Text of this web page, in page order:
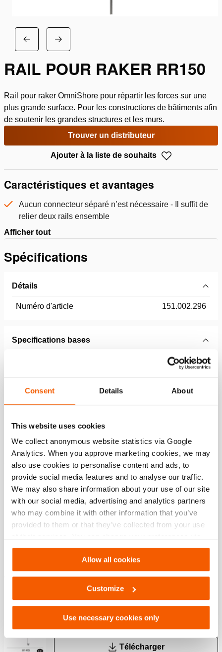
Consent Details About
This website uses cookies
We collect anonymous website statistics via Google
Analytics. When you approve marketing cookies, we may
also use cookies to personalise content and ads, to
provide social media features and to analyse our traffic.
We may also share information about your use of our site
with our social media, advertising and analytics partners
who may combine it with other information that you’ve
provided to them or that they’ve collected from your use
Settings. See ourcookiestatement.
Allow all cookies
Customize
Use necessary cookies only
RAIL POUR RAKER RR150
Rail pour raker OmniShore pour répartir les forces sur une
plus grande surface. Pour les constructions de bâtiments afin
de soutenir les grandes structures et les murs.
Trouver un distributeur
Ajouter à la liste de souhaits
Caractéristiques et avantages
Aucun connecteur séparé n’est nécessaire - Il suffit de
relier deux rails ensemble
Afficher tout
Spécifications
Détails
Numéro d'article 151.002.296
Specifications bases
RR150
Dimensions, poids et temperature
Caractéristiques
Gagnez du poids et de l’espace dans votre camion
Aucun connecteur séparé n’est nécessaire - Il suffit de
relier deux rails ensemble
Positionnez facilement les socles pivotants dans les rails
Téléchargements
User manual Omnishore
Télécharger